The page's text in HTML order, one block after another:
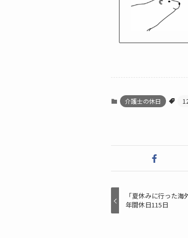
介護士の休日
「夏休みに行った
年間休日115日